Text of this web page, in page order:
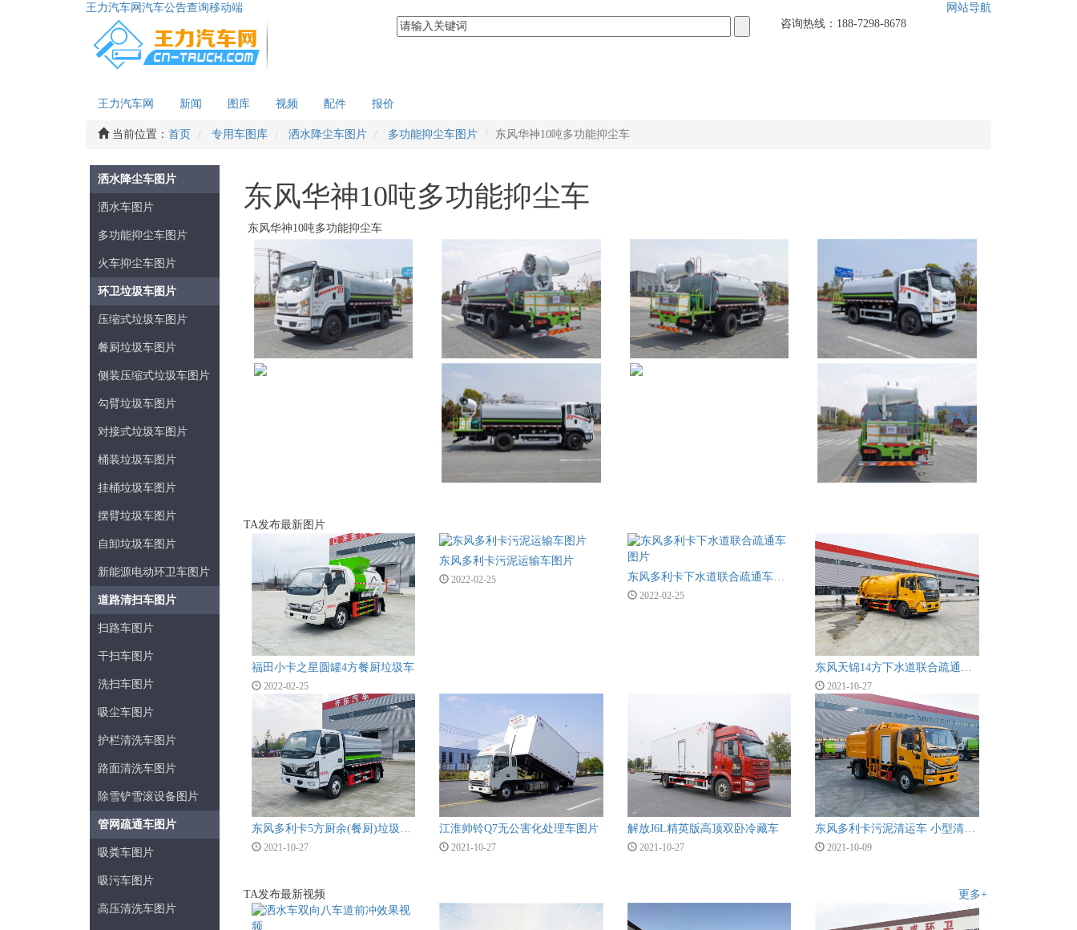
王力汽车网 汽车公告查询移动端
网站导航
咨询热线： 188-7298-8678
王力汽车网 新闻 图库 视频 配件 报价
当前位置： 首页 专用车图库 洒水降尘车图片 多功能抑尘车图片 东风华神10吨多功能抑尘车
洒水降尘车图片
洒水车图片
多功能抑尘车图片
火车抑尘车图片
环卫垃圾车图片
压缩式垃圾车图片
餐厨垃圾车图片
侧装压缩式垃圾车图片
勾臂垃圾车图片
对接式垃圾车图片
桶装垃圾车图片
挂桶垃圾车图片
摆臂垃圾车图片
自卸垃圾车图片
新能源电动环卫车图片
道路清扫车图片
扫路车图片
干扫车图片
洗扫车图片
吸尘车图片
护栏清洗车图片
路面清洗车图片
除雪铲雪滚设备图片
管网疏通车图片
吸粪车图片
吸污车图片
高压清洗车图片
东风华神10吨多功能抑尘车
东风华神10吨多功能抑尘车
TA发布最新图片
福田小卡之星圆罐4方餐厨垃圾车
2022-02-25
东风多利卡污泥运输车图片
2022-02-25 东风多利卡下水道联合疏通车图片
2022-02-25
东风天锦14方下水道联合疏通车图片
2021-10-27
2021-10-27
江淮帅铃Q7无公害化处理车图片
2021-10-27
解放J6L精英版高顶双卧冷藏车
2021-10-27 2021-10-09
TA发布最新视频 更多+